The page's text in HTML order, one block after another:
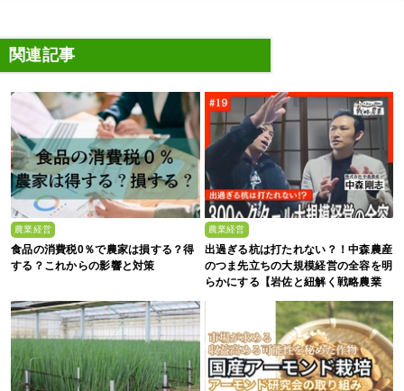
関連記事
農業経営
食品の消費税0％で農家は損する？得
する？これからの影響と対策
農業経営
出過ぎる杭は打たれない？！中森農産
のつま先立ちの大規模経営の全容を明
らかにする【岩佐と紐解く戦略農業